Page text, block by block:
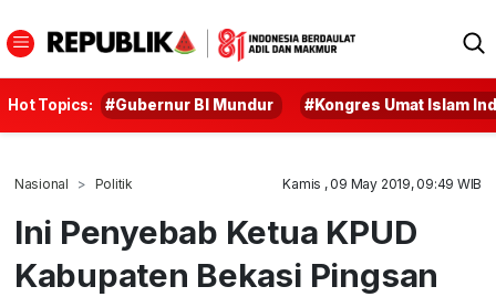
Hot Topics: #Gubernur BI Mundur #Kongres Umat Islam
Nasional Politik Kamis , 09 May 2019, 09:49 WIB
Ini Penyebab Ketua KPUD
Kabupaten Bekasi Pingsan